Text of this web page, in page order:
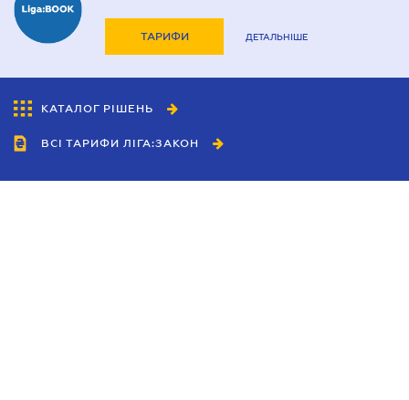
ТАРИФИ ДЕТАЛЬНІШЕ
КАТАЛОГ РІШЕНЬ
ВСІ ТАРИФИ ЛІГА:ЗАКОН